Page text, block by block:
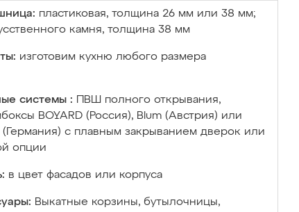
пластиковая, толщина 26 мм или 38 мм;
камня, толщина 38 мм
изготовим кухню любого размера
системы :
ПВШ полного открывания,
BOYARD (Россия), Blum (Австрия) или
(Германия) с плавным закрыванием дверок или
опции
в цвет фасадов или корпуса
Выкатные корзины, бутылочницы,